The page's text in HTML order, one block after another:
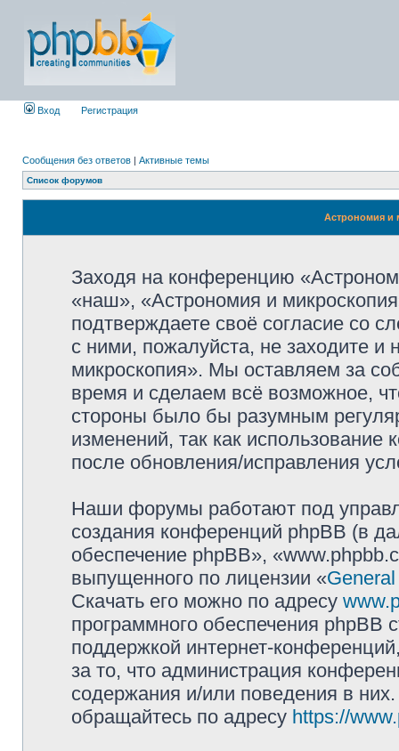
Вход Регистрация
Сообщения без ответов | Активные темы
Список форумов
Астрономия и
Заходя на конференцию
«наш», «Астрономия и
подтверждаете своё согласие со
с ними, пожалуйста, не заходите
микроскопия». Мы оставляем за
время и сделаем всё возможное,
стороны было бы разумным
изменений, так как
после обновления/исправления
Наши форумы работают под
создания конференций phpBB (в
обеспечение phpBB»,
выпущенного по лицензии «
Скачать его можно по адресу
программного обеспечения phpBB
поддержкой интернет-
за то, что администрация
содержания и/или поведения в
обращайтесь по адресу https://